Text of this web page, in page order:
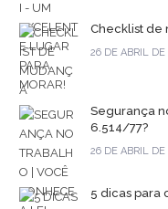
Checklist de
26 DE ABRIL DE
Segurança
6.514/77?
26 DE ABRIL DE
5 dicas para